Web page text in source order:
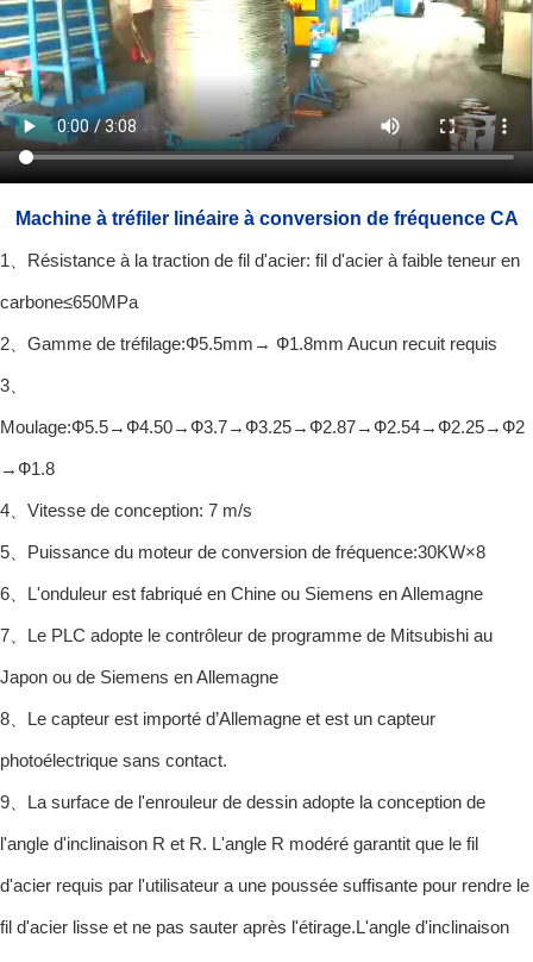
Machine à tréfiler linéaire à conversion de fréquence CA
1、Résistance à la traction de fil d'acier: fil d'acier à faible teneur en
carbone≤650MPa
2、Gamme de tréfilage:Ф5.5mm→ Ф1.8mm Aucun recuit requis
3、
Moulage:Ф5.5→Ф4.50→Ф3.7→Ф3.25→Ф2.87→Ф2.54→Ф2.25→Ф2
→Ф1.8
4、Vitesse de conception: 7 m/s
5、Puissance du moteur de conversion de fréquence:30KW×8
6、L'onduleur est fabriqué en Chine ou Siemens en Allemagne
7、Le PLC adopte le contrôleur de programme de Mitsubishi au
Japon ou de Siemens en Allemagne
8、Le capteur est importé d’Allemagne et est un capteur
photoélectrique sans contact.
9、La surface de l'enrouleur de dessin adopte la conception de
l'angle d'inclinaison R et R. L'angle R modéré garantit que le fil
d'acier requis par l'utilisateur a une poussée suffisante pour rendre le
fil d'acier lisse et ne pas sauter après l'étirage.L'angle d'inclinaison